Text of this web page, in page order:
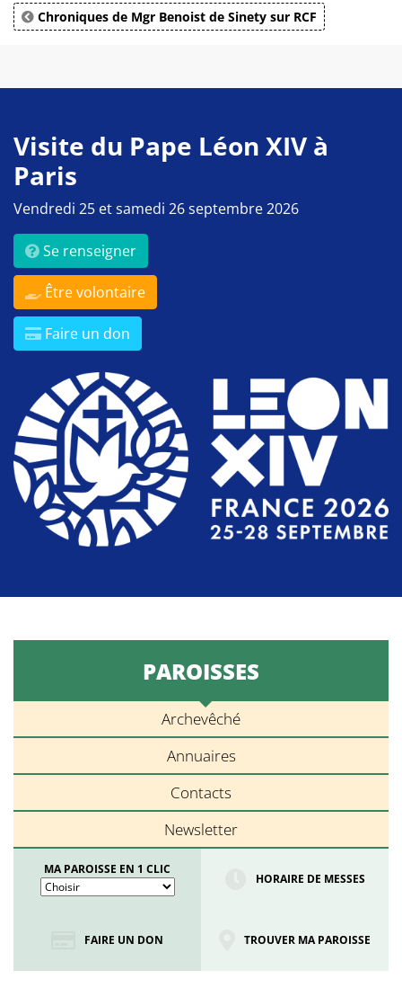
Chroniques de Mgr Benoist de Sinety sur RCF
Visite du Pape Léon XIV à
Paris
Vendredi 25 et samedi 26 septembre 2026
Se renseigner
Être volontaire
Faire un don
PAROISSES
Archevêché
Annuaires
Contacts
Newsletter
MA PAROISSE EN 1 CLIC
HORAIRE DE MESSES
FAIRE UN DON TROUVER MA PAROISSE